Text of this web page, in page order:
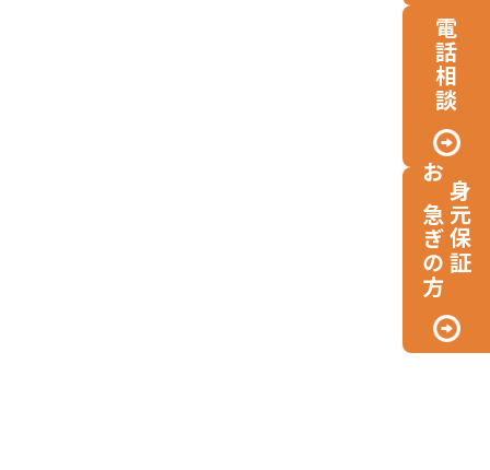
電話相談
身元保証
お急ぎの方